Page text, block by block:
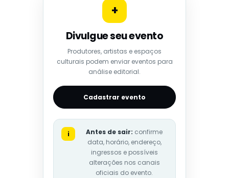
+
Divulgue seu evento
Produtores, artistas e espaços
culturais podem enviar eventos para
análise editorial.
Cadastrar evento
i Antes de sair: confirme
data, horário, endereço,
ingressos e possíveis
alterações nos canais
oficiais do evento.